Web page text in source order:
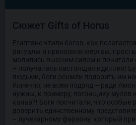
Сюжет Gifts of Horus
Египтяне чтили богов, как
ритуалы и приносили жертвы,
молились высшим силам и
– получалась настоящая идиллия!
людьми, боги решили подарить им
Конечно, не всем подряд – ради
нужны, к примеру, погонщику мулов
канав?! Боги посчитали, что особые
доверить единственному
– лучезарному фараону, который